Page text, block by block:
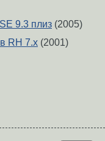
9.3 плиз (2005)
RH 7.x (2001)